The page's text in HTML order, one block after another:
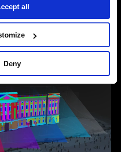
all
Deny
una gran cantidad de
y comodidad.